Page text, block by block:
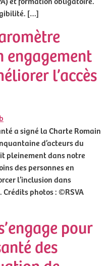
[…]
engagement
l’accès
a signé la Charte Romain
d’acteurs du
pleinement dans notre
des personnes en
l’inclusion dans
Crédits photos : ©RSVA
pour
des